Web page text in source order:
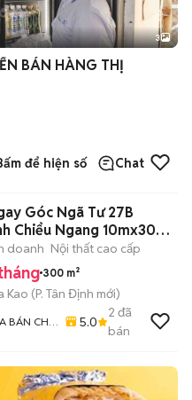
3
BÁN HÀNG THỊ
để hiện số Chat
Góc Ngã Tư 27B
Chiểu Ngang 10mx30
doanh Nội thất cao cấp
300 m²
Kao (P. Tân Định mới)
BÁN CHO
5.0
2 đã
bán